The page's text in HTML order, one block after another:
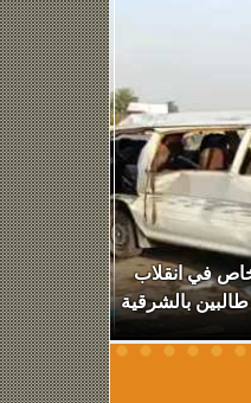
إصابة 6 أشخاص في انقلاب
بالشرقية
استهداف